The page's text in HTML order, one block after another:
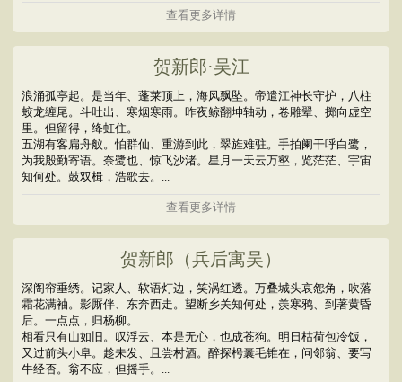
查看更多详情
贺新郎·吴江
浪涌孤亭起。是当年、蓬莱顶上，海风飘坠。帝遣江神长守护，八柱
蛟龙缠尾。斗吐出、寒烟寒雨。昨夜鲸翻坤轴动，卷雕翚、掷向虚空
里。但留得，绛虹住。
五湖有客扁舟舣。怕群仙、重游到此，翠旌难驻。手拍阑干呼白鹭，
为我殷勤寄语。奈鹭也、惊飞沙渚。星月一天云万壑，览茫茫、宇宙
知何处。鼓双楫，浩歌去。...
查看更多详情
贺新郎（兵后寓吴）
深阁帘垂绣。记家人、软语灯边，笑涡红透。万叠城头哀怨角，吹落
霜花满袖。影厮伴、东奔西走。望断乡关知何处，羡寒鸦、到著黄昏
后。一点点，归杨柳。
相看只有山如旧。叹浮云、本是无心，也成苍狗。明日枯荷包冷饭，
又过前头小阜。趁未发、且尝村酒。醉探枵囊毛锥在，问邻翁、要写
牛经否。翁不应，但摇手。...